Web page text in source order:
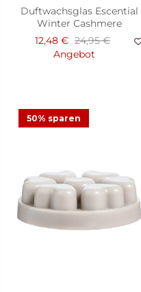
Duftwachsglas Escential
Winter Cashmere
12,48 € 24,95 €
Angebot
50% sparen